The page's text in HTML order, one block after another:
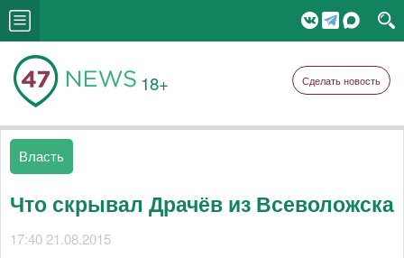
18+ Сделать новость
Власть
Что скрывал Драчёв из Всеволожска
17:40 21.08.2015